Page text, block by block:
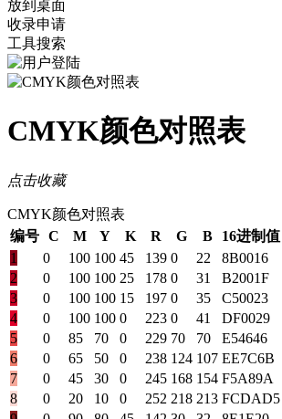
放到桌面
收录申请
工具搜索
CMYK颜色对照表
点击收藏
CMYK颜色对照表
编号 C M Y K R G B
16进制值
1
0 100 100 45 139 0 22
8B0016
2
0 100 100 25 178 0 31
B2001F
3
0 100 100 15 197 0 35
C50023
4
0 100 100 0 223 0 41
DF0029
5
0 85 70 0 229 70 70
E54646
6
0 65 50 0 238 124 107 EE7C6B
7
0 45 30 0 245 168 154 F5A89A
8
0 20 10 0 252 218 213 FCDAD5